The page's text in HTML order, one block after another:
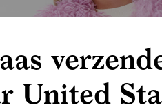
United